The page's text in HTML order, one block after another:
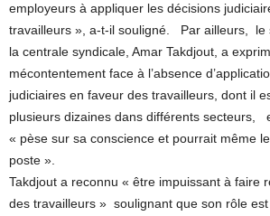
employeurs à appliquer les décisions
travailleurs », a-t-il souligné. Par ailleurs, le
la centrale syndicale, Amar Takdjout, a
mécontentement face à l’absence
judiciaires en faveur des travailleurs, dont il
plusieurs dizaines dans différents secteurs,
« pèse sur sa conscience et pourrait même
poste ».
Takdjout a reconnu « être impuissant à faire
des travailleurs » soulignant que son rôle